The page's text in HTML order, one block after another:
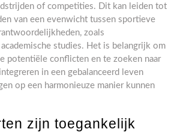
of competities. Dit kan leiden tot
van een evenwicht tussen sportieve
zoals
studies. Het is belangrijk om
potentiële conflicten en te zoeken naar
in een gebalanceerd leven
op een harmonieuze manier kunnen
zijn toegankelijk